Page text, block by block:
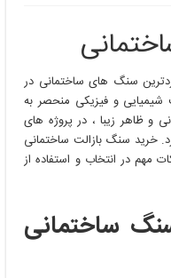
سنگ ‌های ساختمانی در
و فیزیکی منحصر به
و ظاهر زیبا ، در پروژه ‌های
خرید سنگ بازالت ساختمانی
مهم در انتخاب و استفاده از
ساختمانی